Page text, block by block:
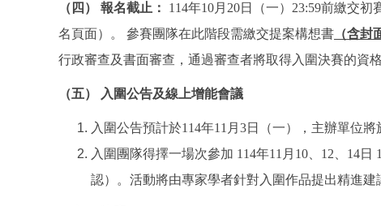
（四） 報名截止： 114年10月20日（一）23:59前繳交
名頁面）。
參賽團隊在此階段需繳交提案構想書 （含封
行政審查及書面審查，通過審查者將取得入圍決賽的資格
（五） 入圍公告及線上增能會議
入圍公告預計於114年11月3日 （一），主辦單位將
入圍團隊得擇一場次參加 114年11月10、12、14日
認）。 活動將由專家學者針對入圍作品提出精進建